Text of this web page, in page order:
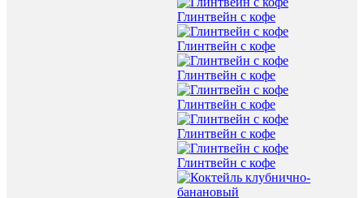
Глинтвейн с кофе
Глинтвейн с кофе
Глинтвейн с кофе
Глинтвейн с кофе
Глинтвейн с кофе
Глинтвейн с кофе